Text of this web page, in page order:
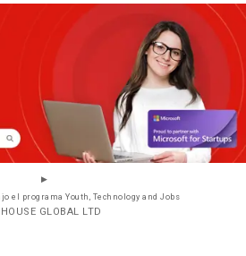
el programa Youth, Technology and Jobs
GLOBAL LTD